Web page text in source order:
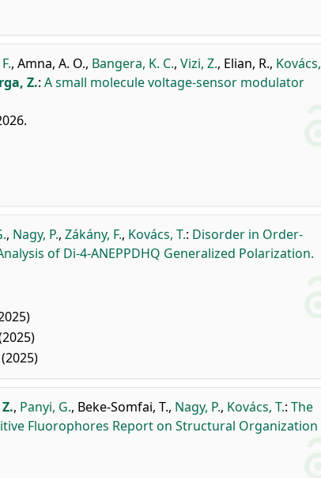
, Amna, A. O., Bangera, K. C., Vizi, Z., Elian, R., Kovács,
Z.: A small molecule voltage-sensor modulator
, Nagy, P., Zákány, F., Kovács, T.: Disorder in Order-
of Di-4-ANEPPDHQ Generalized Polarization.
, Panyi, G., Beke-Somfai, T., Nagy, P., Kovács, T.: The
Fluorophores Report on Structural Organization